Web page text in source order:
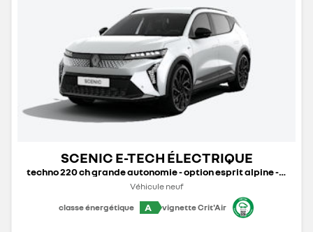
SCENIC E-TECH ÉLECTRIQUE
techno 220 ch grande autonomie - option esprit alpine - 25b
Véhicule neuf
classe énergétique
A vignette Crit'Air